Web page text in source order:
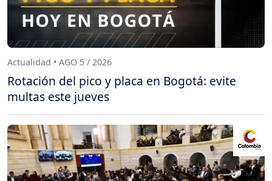
Actualidad • AGO 5 / 2026
Rotación del pico y placa en Bogotá: evite
multas este jueves